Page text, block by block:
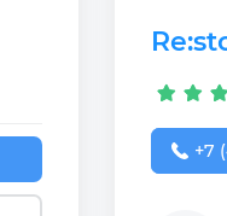
+7
+7